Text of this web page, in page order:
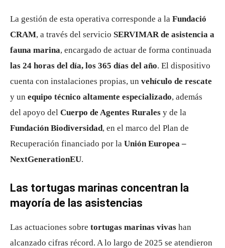
La gestión de esta operativa corresponde a la Fundació
CRAM, a través del servicio SERVIMAR de asistencia a
fauna marina, encargado de actuar de forma continuada
las 24 horas del día, los 365 días del año. El dispositivo
cuenta con instalaciones propias, un vehículo de rescate
y un equipo técnico altamente especializado, además
del apoyo del Cuerpo de Agentes Rurales y de la
Fundación Biodiversidad, en el marco del Plan de
Recuperación financiado por la Unión Europea –
NextGenerationEU.
Las tortugas marinas concentran la
mayoría de las asistencias
Las actuaciones sobre tortugas marinas vivas han
alcanzado cifras récord. A lo largo de 2025 se atendieron